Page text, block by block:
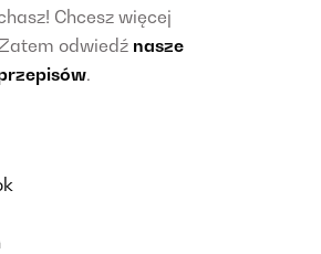
Chcesz więcej
odwiedź nasze
.